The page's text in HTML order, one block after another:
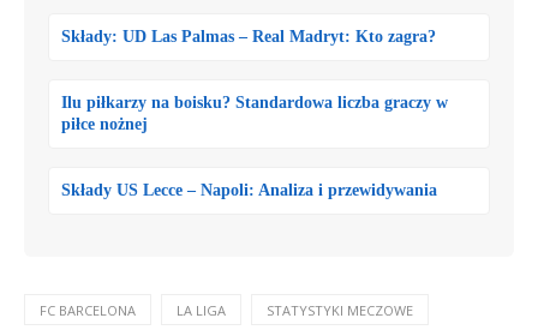
Składy: UD Las Palmas – Real Madryt: Kto zagra?
Ilu piłkarzy na boisku? Standardowa liczba graczy w
piłce nożnej
Składy US Lecce – Napoli: Analiza i przewidywania
FC BARCELONA LA LIGA STATYSTYKI MECZOWE